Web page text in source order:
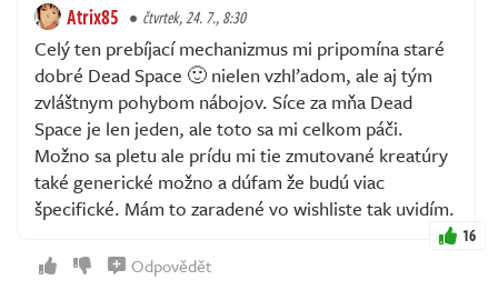
Atrix85 čtvrtek, 24. 7., 8:30
Celý ten prebíjací mechanizmus mi pripomína staré
dobré Dead Space 🙂 nielen vzhľadom, ale aj tým
zvláštnym pohybom nábojov. Síce za mňa Dead
Space je len jeden, ale toto sa mi celkom páči.
Možno sa pletu ale prídu mi tie zmutované kreatúry
také generické možno a dúfam že budú viac
špecifické. Mám to zaradené vo wishliste tak uvidím.
16
Odpovědět